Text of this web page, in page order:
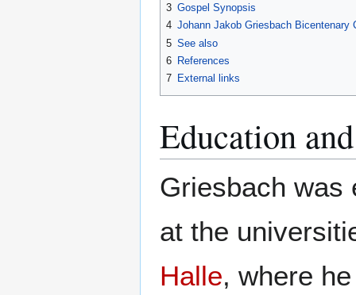
3 Gospel Synopsis
4 Johann Jakob Griesbach Bicentenary
5 See also
6 References
7 External links
Education
Griesbach
at the
Halle, where